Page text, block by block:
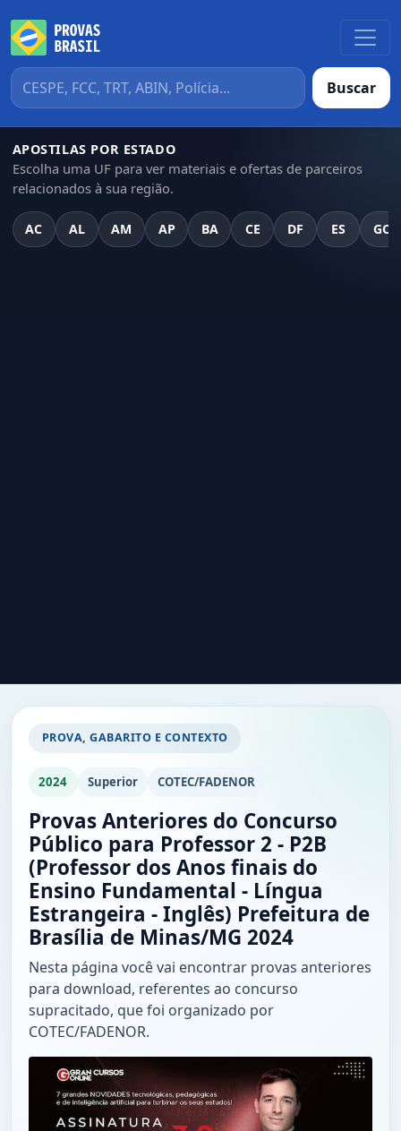
Buscar
APOSTILAS POR ESTADO
Escolha uma UF para ver materiais e ofertas de parceiros
relacionados à sua região.
AC AL AM AP BA CE DF ES GO
PROVA, GABARITO E CONTEXTO
2024 Superior COTEC/FADENOR
Provas Anteriores do Concurso
Público para Professor 2 - P2B
(Professor dos Anos finais do
Ensino Fundamental - Língua
Estrangeira - Inglês) Prefeitura de
Brasília de Minas/MG 2024
Nesta página você vai encontrar provas anteriores
para download, referentes ao concurso
supracitado, que foi organizado por
COTEC/FADENOR.